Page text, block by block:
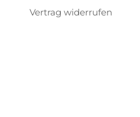
Vertrag widerrufen